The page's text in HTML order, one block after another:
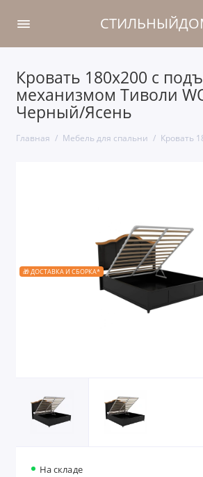
Кровать 180x200 с
механизмом Тиволи
Черный/Ясень
Главная Мебель для спальни Кровать
🎁 ДОСТАВКА И СБОРКА*
На складе